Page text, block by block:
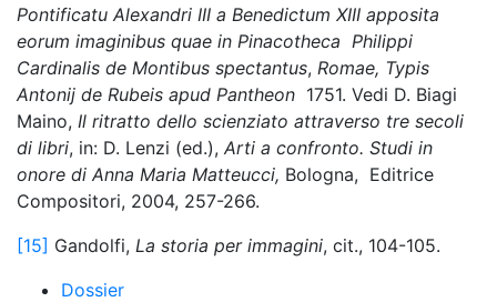
Pontificatu Alexandri III a Benedictum XIII apposita
eorum imaginibus quae in Pinacotheca Philippi
Cardinalis de Montibus spectantus, Romae, Typis
Antonij de Rubeis apud Pantheon 1751. Vedi D. Biagi
Maino, Il ritratto dello scienziato attraverso tre secoli
di libri, in: D. Lenzi (ed.), Arti a confronto. Studi in
onore di Anna Maria Matteucci, Bologna, Editrice
Compositori, 2004, 257-266.
[15] Gandolfi, La storia per immagini, cit., 104-105.
Dossier